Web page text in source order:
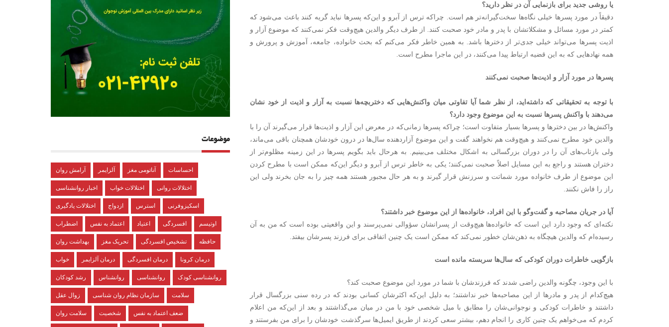
یا روشی جدید برای بازنمایی آن در نظر دارید؟
دقیقاً در مورد پسرها خیلی نگاه‌ها سخت‌گیرانه‌تر هم است. چراکه ترس از آبرو و این‌که پسرها نباید گریه کنند باعث می‌شود که
کمتر در مورد مسائل و مشکلاتشان با پدر و مادر خود صحبت کنند. از طرف دیگر والدین هیچ‌وقت فکر نمی‌کنند که موضوع آزار و
اذیت پسرها می‌تواند خیلی جدی‌تر از دخترها باشد. به همین خاطر فکر می‌کنم که بحث خانواده، جامعه، آموزش و پرورش و
همه نهادهایی که به این قضیه ارتباط پیدا می‌کنند، در این ماجرا مطرح است.
پسرها در مورد آزار و اذیت‌ها صحبت نمی‌کنند
با توجه به تحقیقاتی که داشته‌اید، از نظر شما آیا تفاوتی میان واکنش‌هایی که دختربچه‌ها نسبت به آزار و اذیت از خود نشان
می‌دهند با واکنش پسرها نسبت به این موضوع وجود دارد؟
واکنش‌ها در بین دخترها و پسرها بسیار متفاوت است؛ چراکه پسرها زمانی‌که در معرض این آزار و اذیت‌ها قرار می‌گیرند آن را با
والدین خود مطرح نمی‌کنند و هیچ‌وقت هم نخواهند گفت و این موضوع آزاردهنده سال‌ها در درون خودشان همچنان باقی می‌ماند،
ولی بازتاب‌های آن را در دوران بزرگسالی به اشکال مختلف می‌بینیم. به هرحال باید بگویم پسرها در این زمینه مظلوم‌تر از
دختران هستند و راجع به این مسایل اصلاً صحبت نمی‌کنند؛ یکی به خاطر ترس از آبرو و دیگر این‌که ممکن است با مطرح کردن
این موضوع از طرف خانواده مورد شماتت و سرزنش قرار گیرند و به هر حال مجبور هستند همه چیز را به جان بخرند ولی این
راز را فاش نکنند.
آیا در جریان مصاحبه و گفت‌وگو با این افراد، خانواده‌ها از این موضوع خبر داشتند؟
نکته‌ای که وجود دارد این است که خانواده‌ها هیچ‌وقت از پسرانشان سؤوالی نمی‌پرسند و این واقعیتی بوده است که من به آن
رسیده‌ام که والدین هیچگاه به ذهن‌شان خطور نمی‌کند که ممکن است یک چنین اتفاقی برای فرزند پسرشان بیفتد.
بازگویی خاطرات دوران کودکی که سال‌ها سربسته مانده است
با این وجود، چگونه والدین راضی شدند که فرزندشان با شما در مورد این موضوع صحبت کند؟
هیچ‌کدام از پدر و مادرها از این مصاحبه‌ها خبر نداشتند؛ به دلیل این‌که اکثرشان کسانی بودند که در رده سنی بزرگسال قرار
داشتند و خاطرات کودکی و نوجوانی‌شان را مطابق با میل شخصی خود با من در میان می‌گذاشتند و بعد از این‌که من اعلام
کردم که می‌خواهم یک چنین کاری را انجام دهم، بیشتر سعی کردند از طریق ایمیل‌ها سرگذشت خودشان را برای من بفرستند و
موضوعات
آرامش روان آلزایمر آناتومی مغز احساسات
اخبار روانشناسی اختلالات خواب اختلالات روانی
اختلالات یادگیری ازدواج استرس اسکیزوفرنی
اضطراب اعتماد به نفس اعتیاد افسردگی اوتیسم
بهداشت روان تحریک مغز تشخیص افسردگی حافظه
خواب درمان آلزایمر درمان افسردگی درمان کرونا
رشد کودکان روانشناس روانشناسی روانشناسی کودک
زوال عقل سازمان نظام روان شناسی سلامت
سلامت روان شخصیت ضعف اعتماد به نفس